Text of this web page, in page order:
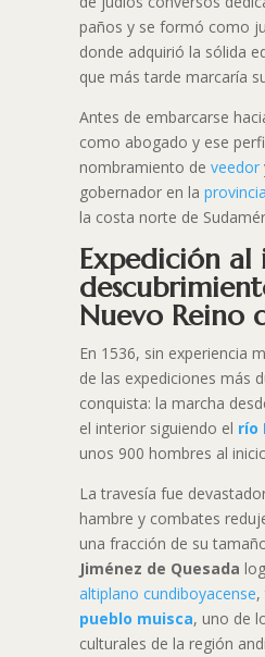
paños y se formó como
donde adquirió la sólida
que más tarde marcaría
Antes de embarcarse
como abogado y ese
nombramiento de veedor
gobernador en la
la costa norte de
Expedición
Nuevo Reino
En 1536, sin experiencia
de las expediciones más
conquista: la marcha
el interior siguiendo el río
unos 900 hombres al
La travesía fue
hambre y combates
una fracción de su
Jiménez de Quesada
altiplano cundiboyacense,
pueblo muisca, uno de
culturales de la región